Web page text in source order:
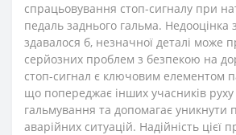
спрацьовування стоп-сигналу при
педаль заднього гальма. Недооцінка
здавалося б, незначної деталі може
серйозних проблем з безпекою на
стоп-сигнал є ключовим елементом
що попереджає інших учасників
гальмування та допомагає уникнути
аварійних ситуацій. Надійність цієї